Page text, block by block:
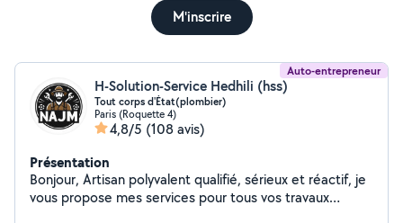
M'inscrire
Auto-entrepreneur
H-Solution-Service Hedhili (hss)
Tout corps d'État(plombier)
Paris (Roquette 4)
4,8/5 (108 avis)
Présentation
Bonjour, Artisan polyvalent qualifié, sérieux et réactif, je
vous propose mes services pour tous vos travaux